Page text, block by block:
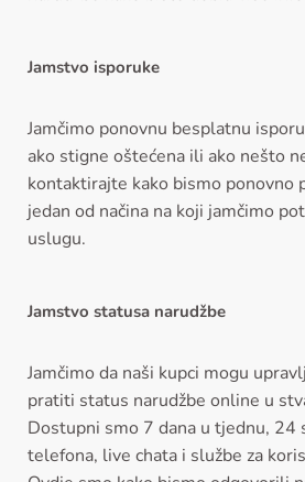
Jamstvo isporuke
Jamčimo ponovnu besplatnu
ako stigne oštećena ili ako nešto
kontaktirajte kako bismo ponovno
jedan od načina na koji jamčimo
uslugu.
Jamstvo statusa narudžbe
Jamčimo da naši kupci mogu
pratiti status narudžbe online u
Dostupni smo 7 dana u tjednu, 24
telefona, live chata i službe za